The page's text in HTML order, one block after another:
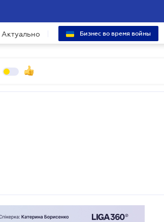
Актуально Бизнес во время войны